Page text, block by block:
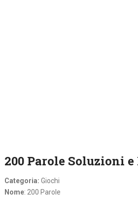
200 Parole Soluzioni e
Categoria: Giochi
Nome: 200 Parole